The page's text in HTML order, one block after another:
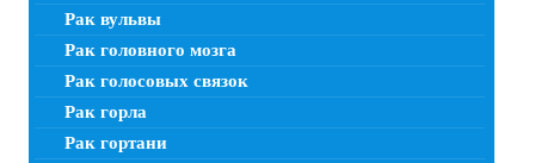
Рак вульвы
Рак головного мозга
Рак голосовых связок
Рак горла
Рак гортани